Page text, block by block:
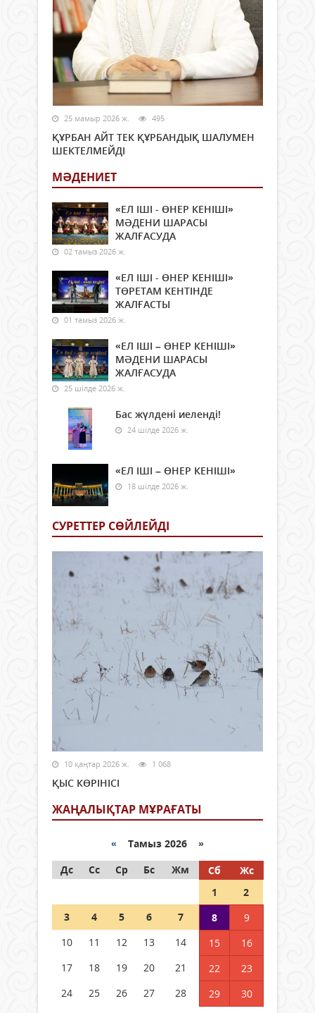
25 мамыр 2026 ж. 495
ҚҰРБАН АЙТ ТЕК ҚҰРБАНДЫҚ ШАЛУМЕН
ШЕКТЕЛМЕЙДІ
МӘДЕНИЕТ
«ЕЛ ІШІ - ӨНЕР КЕНІШІ»
МӘДЕНИ ШАРАСЫ
ЖАЛҒАСУДА
02 тамыз 2026 ж.
«ЕЛ ІШІ - ӨНЕР КЕНІШІ»
ТӨРЕТАМ КЕНТІНДЕ
ЖАЛҒАСТЫ
01 тамыз 2026 ж.
«ЕЛ ІШІ – ӨНЕР КЕНІШІ»
МӘДЕНИ ШАРАСЫ
ЖАЛҒАСУДА
25 шілде 2026 ж.
Бас жүлдені иеленді!
24 шілде 2026 ж.
«ЕЛ ІШІ – ӨНЕР КЕНІШІ»
18 шілде 2026 ж.
СУРЕТТЕР СӨЙЛЕЙДI
10 қаңтар 2026 ж. 1 068
ҚЫС КӨРІНІСІ
ЖАҢАЛЫҚТАР МҰРАҒАТЫ
« Тамыз 2026 »
Дс
Сс Ср Бс Жм Сб
Жс
1
2
3
4 5 6 7 8
9
10
11 12 13 14 15
16
17
18 19 20 21 22
23
24
25 26 27 28 29
30